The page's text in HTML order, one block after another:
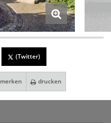
(Twitter)
merken drucken